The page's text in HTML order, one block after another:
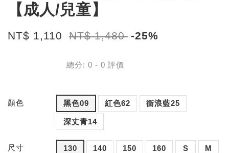
【成人/兒童】
NT$ 1,110 NT$ 1,480 -25%
總分: 0 - 0 評價
顏色 黑色09 紅色62 衝浪藍25
深丈青14
尺寸 130 140 150 160 S M